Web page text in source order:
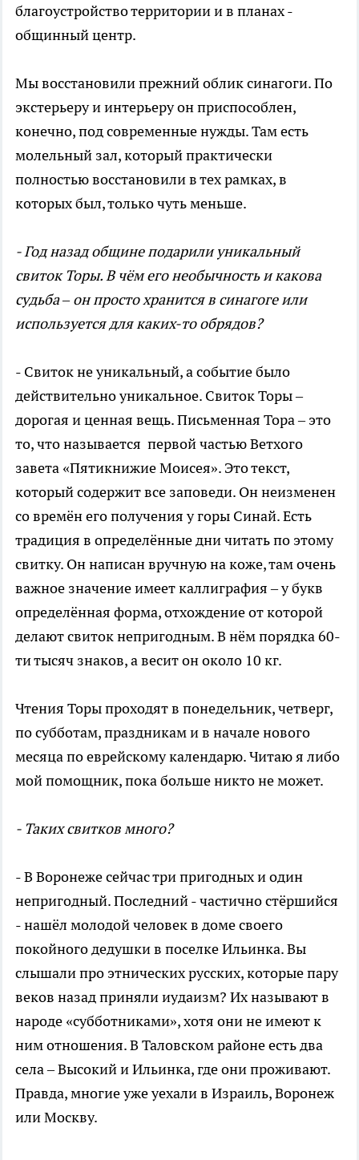
благоустройство территории и в планах -
общинный центр.
Мы восстановили прежний облик синагоги. По
экстерьеру и интерьеру он приспособлен,
конечно, под современные нужды. Там есть
молельный зал, который практически
полностью восстановили в тех рамках, в
которых был, только чуть меньше.
- Год назад общине подарили уникальный
свиток Торы. В чём его необычность и какова
судьба – он просто хранится в синагоге или
используется для каких-то обрядов?
- Свиток не уникальный, а событие было
действительно уникальное. Свиток Торы –
дорогая и ценная вещь. Письменная Тора – это
то, что называется первой частью Ветхого
завета «Пятикнижие Моисея». Это текст,
который содержит все заповеди. Он неизменен
со времён его получения у горы Синай. Есть
традиция в определённые дни читать по этому
свитку. Он написан вручную на коже, там очень
важное значение имеет каллиграфия – у букв
определённая форма, отхождение от которой
делают свиток непригодным. В нём порядка 60-
ти тысяч знаков, а весит он около 10 кг.
Чтения Торы проходят в понедельник, четверг,
по субботам, праздникам и в начале нового
месяца по еврейскому календарю. Читаю я либо
мой помощник, пока больше никто не может.
- Таких свитков много?
- В Воронеже сейчас три пригодных и один
непригодный. Последний - частично стёршийся
- нашёл молодой человек в доме своего
покойного дедушки в поселке Ильинка. Вы
слышали про этнических русских, которые пару
веков назад приняли иудаизм? Их называют в
народе «субботниками», хотя они не имеют к
ним отношения. В Таловском районе есть два
села – Высокий и Ильинка, где они проживают.
Правда, многие уже уехали в Израиль, Воронеж
или Москву.